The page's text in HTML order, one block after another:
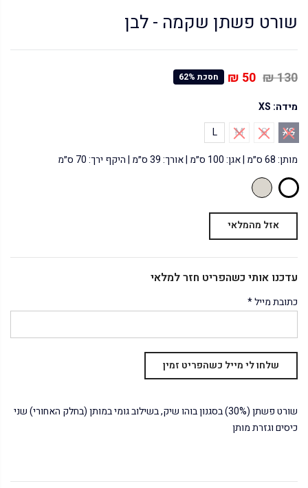
שורט פשתן שקמה - לבן
130 ₪
50 ₪ חסכת 62%
מידה: XS
XS
S
M
L
מותן: 68 ס״מ | אגן: 100 ס״מ | אורך: 39 ס״מ | היקף ירך: 70 ס״מ
אזל מהמלאי
עדכנו אותי כשהפריט חזר למלאי
כתובת מייל*
שורט פשתן (30%) בסגנון בוהו שיק, בשילוב גומי במותן (בחלק האחורי) שני
כיסים וגזרת מותן